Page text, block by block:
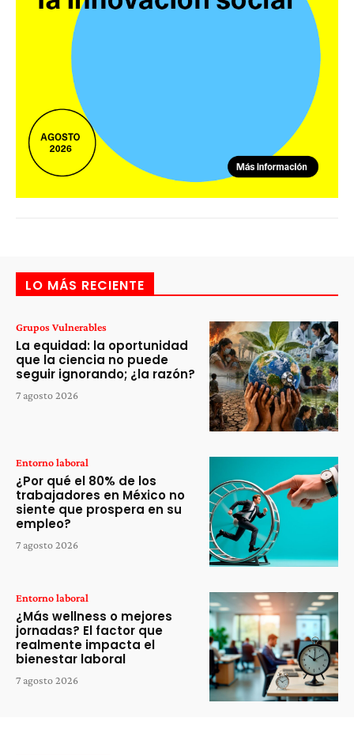
LO MÁS RECIENTE
Grupos Vulnerables
La equidad: la oportunidad
que la ciencia no puede
seguir ignorando; ¿la razón?
7 agosto 2026
Entorno laboral
¿Por qué el 80% de los
trabajadores en México no
siente que prospera en su
empleo?
7 agosto 2026
Entorno laboral
¿Más wellness o mejores
jornadas? El factor que
realmente impacta el
bienestar laboral
7 agosto 2026